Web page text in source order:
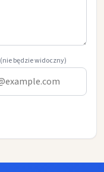
(nie będzie widoczny)